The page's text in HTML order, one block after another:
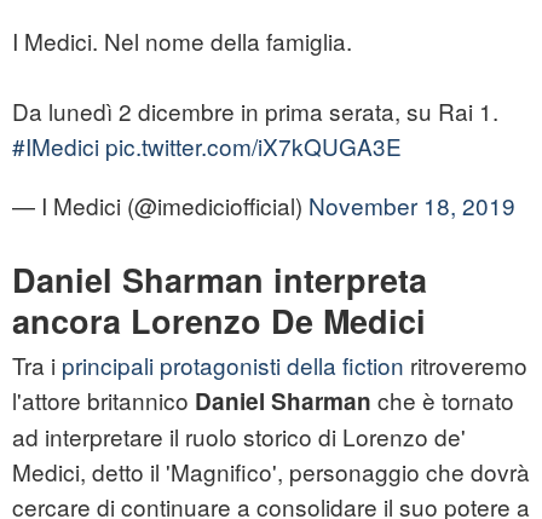
I Medici. Nel nome della famiglia.
Da lunedì 2 dicembre in prima serata, su Rai 1.
#IMedici pic.twitter.com/iX7kQUGA3E
— I Medici (@imediciofficial) November 18, 2019
Daniel Sharman interpreta
ancora Lorenzo De Medici
Tra i principali protagonisti della fiction ritroveremo
l'attore britannico Daniel Sharman che è tornato
ad interpretare il ruolo storico di Lorenzo de'
Medici, detto il 'Magnifico', personaggio che dovrà
cercare di continuare a consolidare il suo potere a